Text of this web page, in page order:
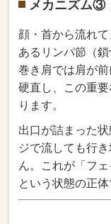
メカニズム③
顔・首から流れ
あるリンパ節（
巻き肩では肩が
硬直し、この重
ります。
出口が詰まった
ジで流しても行
ん。これが「フ
という状態の正体